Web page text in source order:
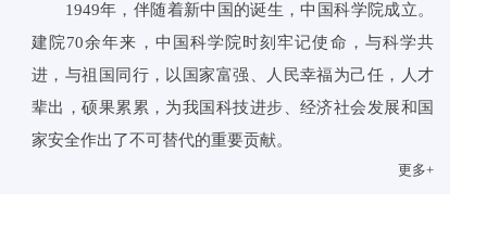
1949年，伴随着新中国的诞生，中国科学院成立。
建院70余年来，中国科学院时刻牢记使命，与科学共
进，与祖国同行，以国家富强、人民幸福为己任，人才
辈出，硕果累累，为我国科技进步、经济社会发展和国
家安全作出了不可替代的重要贡献。
更多+